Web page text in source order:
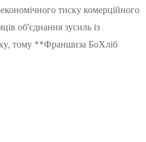
тиску комерційного
об’єднання зусиль із
тому **Франшиза БоХліб